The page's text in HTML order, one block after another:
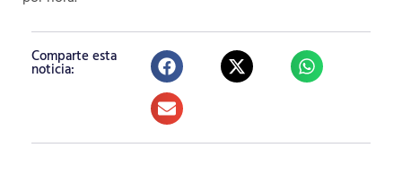
Comparte esta
noticia: